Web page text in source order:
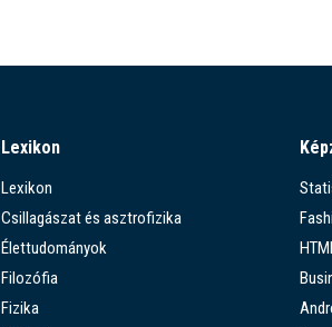
Lexikon
Lexikon
Csillagászat és asztrofizika
Élettudományok
Filozófia
Fizika